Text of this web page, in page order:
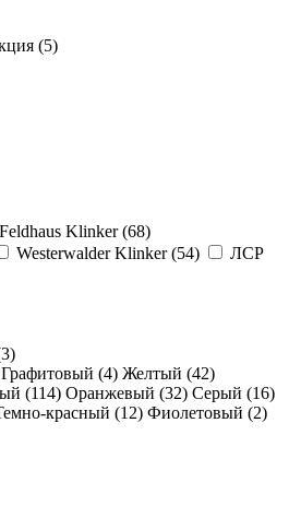
(5)
Feldhaus Klinker(68)
Westerwalder Klinker(54)
ЛСР
3)
Графитовый (4) Желтый (42)
(114) Оранжевый (32) Серый (16)
красный (12) Фиолетовый (2)